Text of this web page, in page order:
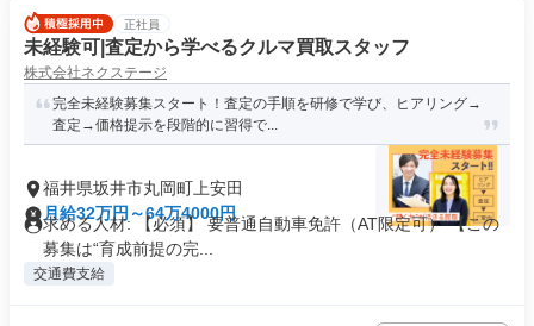
正社員
未経験可|査定から学べるクルマ買取スタッフ
株式会社ネクステージ
完全未経験募集スタート！査定の手順を研修で学び、ヒアリング→
査定→価格提示を段階的に習得で...
福井県坂井市丸岡町上安田
月給32万円～64万4000円
求める人材: 【必須】 要普通自動車免許（AT限定可） 【この
募集は“育成前提の完...
交通費支給